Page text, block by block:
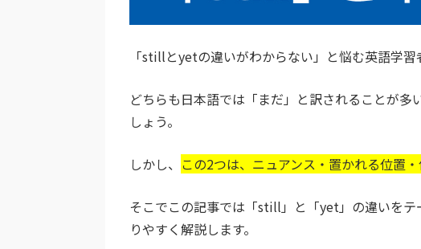
「stillとyetの違いがわからない」と悩む英語学習
どちらも日本語では「まだ」と訳されることが
しょう。
しかし、 この2つは、ニュアンス・置かれる位置
そこでこの記事では「still」と「yet」の違いを
りやすく解説します。